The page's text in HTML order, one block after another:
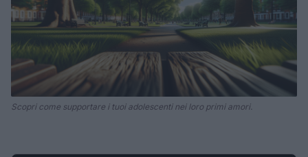
Scopri come supportare i tuoi adolescenti nei loro primi amori.